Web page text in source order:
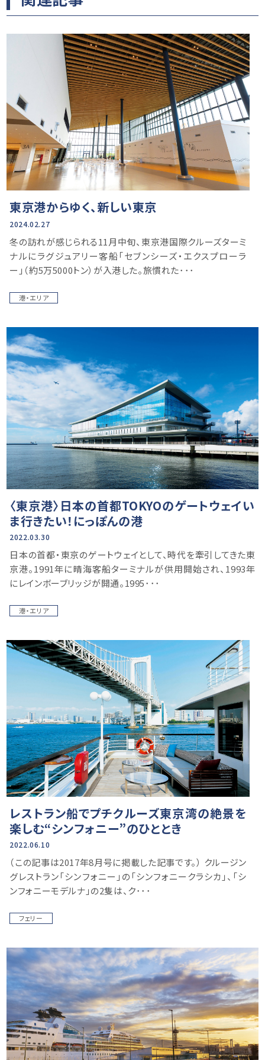
東京港からゆく、新しい東京
2024.02.27
冬の訪れが感じられる11月中旬、東京港国際クルーズターミ
ナルにラグジュアリー客船「セブンシーズ・エクスプローラ
ー」（約5万5000トン）が入港した。旅慣れた･･･
港・エリア
〈東京港〉日本の首都TOKYOのゲートウェイい
ま行きたい！にっぽんの港
2022.03.30
日本の首都・東京のゲートウェイとして、時代を牽引してきた東
京港。1991年に晴海客船ターミナルが供用開始され、1993年
にレインボーブリッジが開通。1995･･･
港・エリア
レストラン船でプチクルーズ東京湾の絶景を
楽しむ“シンフォニー”のひととき
2022.06.10
（この記事は2017年8月号に掲載した記事です。） クルージン
グレストラン「シンフォニー」の「シンフォニークラシカ」、「シ
ンフォニーモデルナ」の2隻は、ク･･･
フェリー